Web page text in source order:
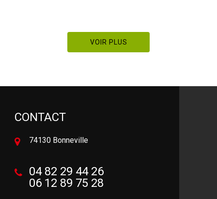
VOIR PLUS
CONTACT
74130 Bonneville
04 82 29 44 26
06 12 89 75 28